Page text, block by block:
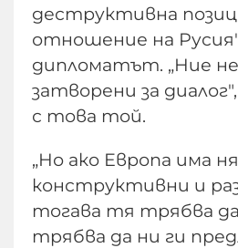
деструктивна
отношение на
дипломатът. „Ние
затворени за
с това той.
„Но ако Европа има
конструктивни и
тогава тя трябва да
трябва да ни ги